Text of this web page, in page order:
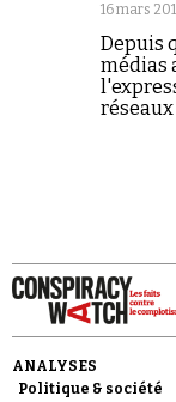
16 mars
Depuis
médias
ANALYSES
Politique & société